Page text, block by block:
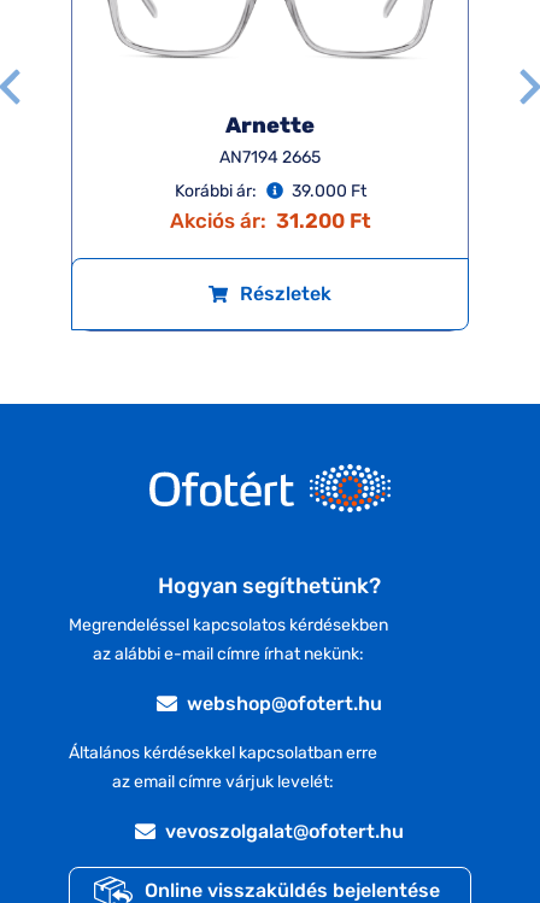
Arnette
AN7194 2665
Korábbi ár:
39.000 Ft
Akciós ár: 31.200 Ft
Részletek
Hogyan segíthetünk?
Megrendeléssel kapcsolatos kérdésekben
az alábbi e-mail címre írhat nekünk:
webshop@ofotert.hu
Általános kérdésekkel kapcsolatban erre
az email címre várjuk levelét:
vevoszolgalat@ofotert.hu
Online visszaküldés bejelentése